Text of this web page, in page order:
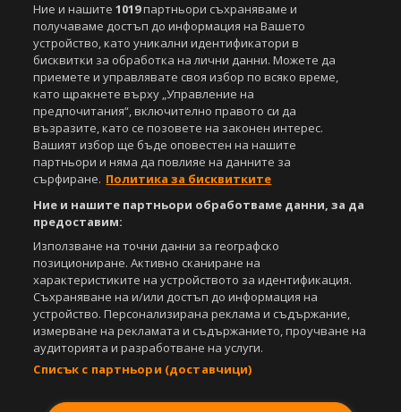
Ние и нашите1019партньори съхраняваме и
получаваме достъп до информация на Вашето
устройство, като уникални идентификатори в
бисквитки за обработка на лични данни. Можете да
приемете и управлявате своя избор по всяко време,
като щракнете върху „Управление на
предпочитания“, включително правото си да
възразите, като се позовете на законен интерес.
Вашият избор ще бъде оповестен на нашите
партньори и няма да повлияе на данните за
сърфиране. Политика за бисквитките
Ние и нашите партньори обработваме данни, за да
предоставим:
Използване на точни данни за географско
позициониране. Активно сканиране на
характеристиките на устройството за идентификация.
Съхраняване на и/или достъп до информация на
устройство. Персонализирана реклама и съдържание,
измерване на рекламата и съдържанието, проучване на
аудиторията и разработване на услуги.
Списък с партньори (доставчици)